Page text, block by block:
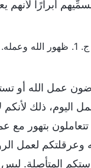
أبرارًا لأنهم
الأشرار
عمل الله أو
اليوم، ذلك لأنكم
تتعاملون بتهور مع
وعرقلتكم لعمل
المتأصلة. ليس